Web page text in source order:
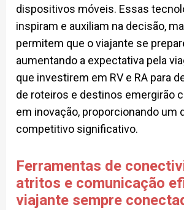
dispositivos móveis. Essas
inspiram e auxiliam na decisão,
permitem que o viajante se
aumentando a expectativa pela
que investirem em RV e RA para
de roteiros e destinos emergirão
em inovação, proporcionando um
competitivo significativo.
Ferramentas de
atritos e comunicação
viajante sempre